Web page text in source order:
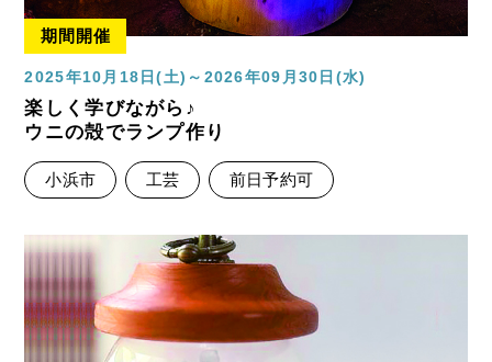
期間開催
2025年10月18日(土)～2026年09月30日(水)
楽しく学びながら♪
ウニの殻でランプ作り
小浜市 工芸 前日予約可